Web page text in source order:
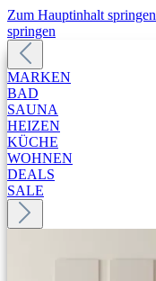
Zum Hauptinhalt springen
springen
MARKEN
BAD
SAUNA
HEIZEN
KÜCHE
WOHNEN
DEALS
SALE